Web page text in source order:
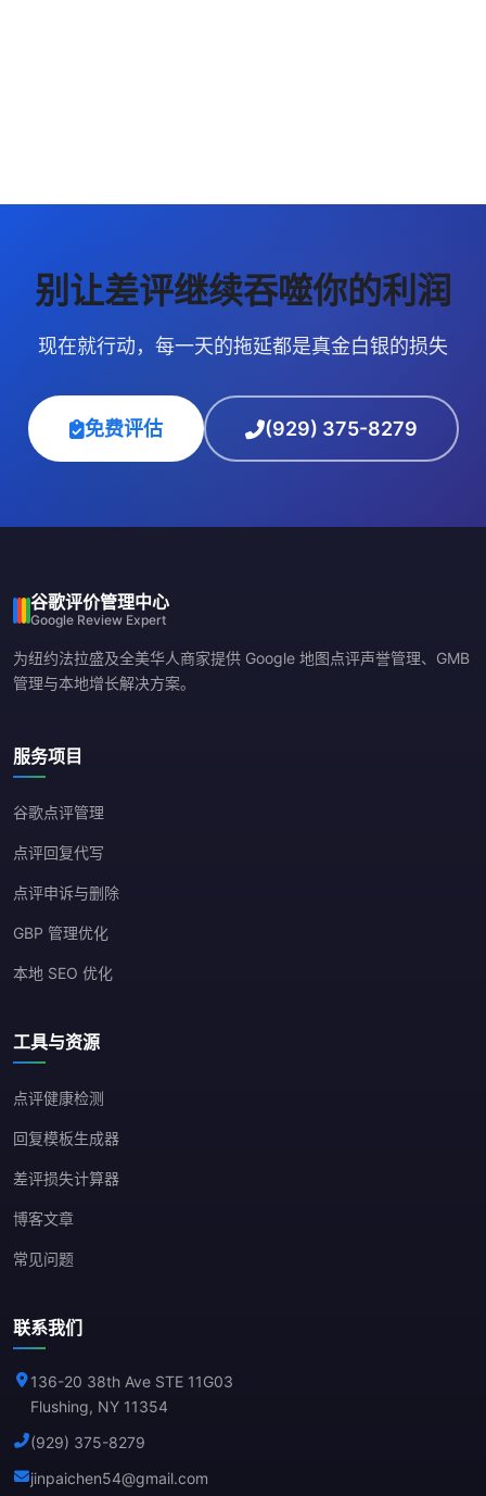
别让差评继续吞噬你的利润
现在就行动，每一天的拖延都是真金白银的损失
免费评估 (929) 375-8279
谷歌评价管理中心
Google Review Expert
为纽约法拉盛及全美华人商家提供 Google 地图点评声誉管理、GMB
管理与本地增长解决方案。
服务项目
谷歌点评管理
点评回复代写
点评申诉与删除
GBP 管理优化
本地 SEO 优化
工具与资源
点评健康检测
回复模板生成器
差评损失计算器
博客文章
常见问题
联系我们
136-20 38th Ave STE 11G03
Flushing, NY 11354
(929) 375-8279
jinpaichen54@gmail.com